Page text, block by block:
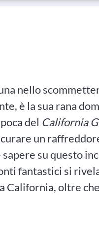
nello
è la sua rana
del California
un
su questo
fantastici si
California, oltre